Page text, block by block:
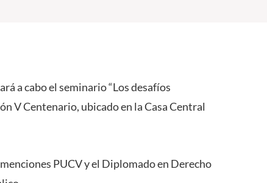
a cabo el seminario “Los desafíos
V Centenario, ubicado en la Casa Central
PUCV y el Diplomado en Derecho